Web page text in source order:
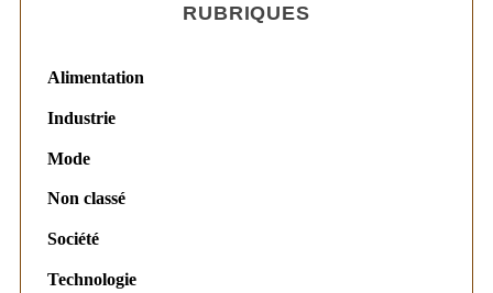
RUBRIQUES
Alimentation
Industrie
Mode
Non classé
Société
Technologie